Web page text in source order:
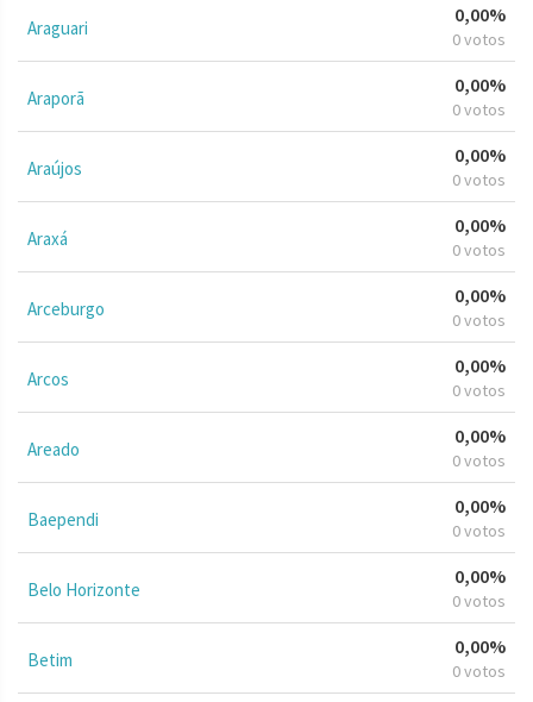
Araguari
0,00%
0 votos
Araporã
0,00%
0 votos
Araújos
0,00%
0 votos
Araxá
0,00%
0 votos
Arceburgo
0,00%
0 votos
Arcos
0,00%
0 votos
Areado
0,00%
0 votos
Baependi
0,00%
0 votos
Belo Horizonte
0,00%
0 votos
Betim
0,00%
0 votos